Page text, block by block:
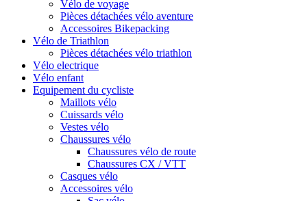
Vélo de voyage
Pièces détachées vélo aventure
Accessoires Bikepacking
Vélo de Triathlon
Pièces détachées vélo triathlon
Vélo electrique
Vélo enfant
Equipement du cycliste
Maillots vélo
Cuissards vélo
Vestes vélo
Chaussures vélo
Chaussures vélo de route
Chaussures CX / VTT
Casques vélo
Accessoires vélo